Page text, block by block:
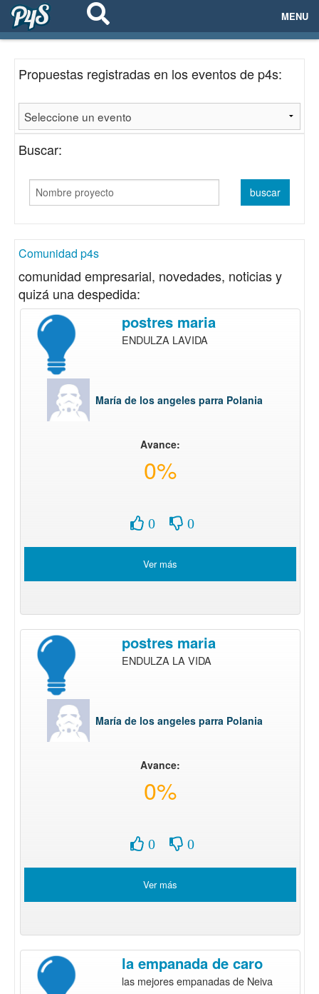
MENU
EVENTOS
EMPRESAS
PROYECTOS
NETWORKING
Propuestas registradas en los eventos de p4s:
Buscar:
Comunidad p4s
comunidad empresarial, novedades, noticias y
quizá una despedida:
postres maria
ENDULZA LAVIDA
María de los angeles parra Polania
Avance:
0%
0 0
Ver más
postres maria
ENDULZA LA VIDA
María de los angeles parra Polania
Avance:
0%
0 0
Ver más
la empanada de caro
las mejores empanadas de Neiva